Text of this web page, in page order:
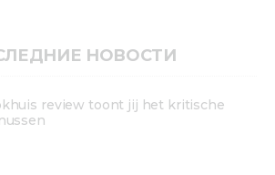
НОВОСТИ
review toont jij het kritische